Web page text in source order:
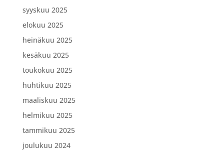
syyskuu 2025
elokuu 2025
heinäkuu 2025
kesäkuu 2025
toukokuu 2025
huhtikuu 2025
maaliskuu 2025
helmikuu 2025
tammikuu 2025
joulukuu 2024